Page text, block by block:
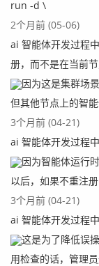
run -d \
2个月前 (05-06)
ai 智能体开发过程
册，而不是在当前
因为这是集群场
但其他节点上的智
3个月前 (04-21)
ai 智能体开发过程
因为智能体运行
以后，如果不重注
3个月前 (04-21)
ai 智能体开发过程
这是为了降低误
用检查的话，管理